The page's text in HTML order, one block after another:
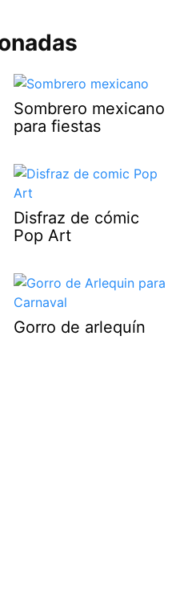
Sombrero mexicano
para fiestas
Disfraz de cómic
Pop Art
Gorro de arlequín